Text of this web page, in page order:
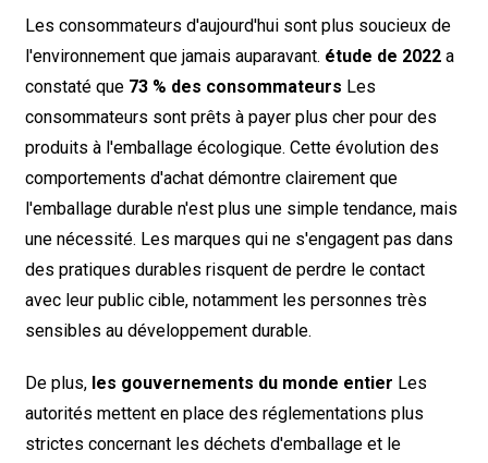
Les consommateurs d'aujourd'hui sont plus soucieux de
l'environnement que jamais auparavant. étude de 2022a
constaté que 73 % des consommateurs Les
consommateurs sont prêts à payer plus cher pour des
produits à l'emballage écologique. Cette évolution des
comportements d'achat démontre clairement que
l'emballage durable n'est plus une simple tendance, mais
une nécessité. Les marques qui ne s'engagent pas dans
des pratiques durables risquent de perdre le contact
avec leur public cible, notamment les personnes très
sensibles au développement durable.
De plus, les gouvernements du monde entier Les
autorités mettent en place des réglementations plus
strictes concernant les déchets d'emballage et le